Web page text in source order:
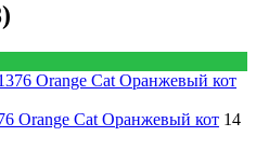
Orange Cat Оранжевый кот 14